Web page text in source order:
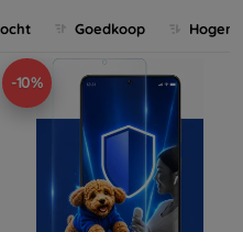
Goedkoop
-10%